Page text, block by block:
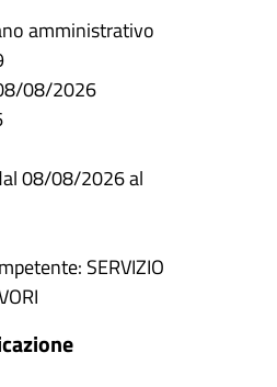
amministrativo
08/2026
08/08/2026 al
SERVIZIO